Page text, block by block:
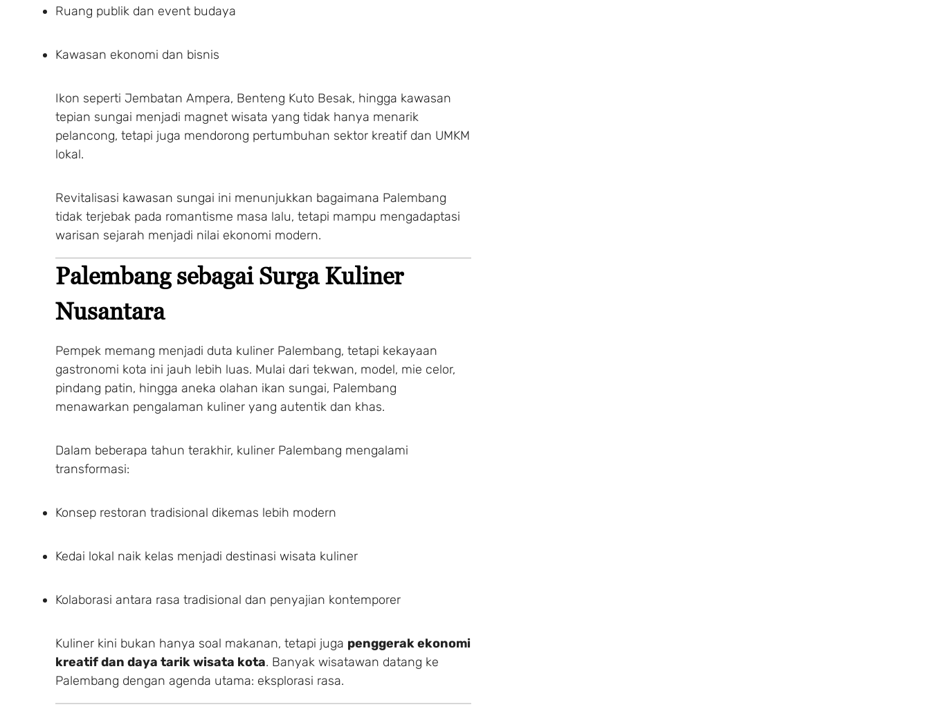
Ruang publik dan event budaya
Kawasan ekonomi dan bisnis
Ikon seperti Jembatan Ampera, Benteng Kuto Besak, hingga kawasan
tepian sungai menjadi magnet wisata yang tidak hanya menarik
pelancong, tetapi juga mendorong pertumbuhan sektor kreatif dan UMKM
lokal.
Revitalisasi kawasan sungai ini menunjukkan bagaimana Palembang
tidak terjebak pada romantisme masa lalu, tetapi mampu mengadaptasi
warisan sejarah menjadi nilai ekonomi modern.
Palembang sebagai Surga Kuliner
Nusantara
Pempek memang menjadi duta kuliner Palembang, tetapi kekayaan
gastronomi kota ini jauh lebih luas. Mulai dari tekwan, model, mie celor,
pindang patin, hingga aneka olahan ikan sungai, Palembang
menawarkan pengalaman kuliner yang autentik dan khas.
Dalam beberapa tahun terakhir, kuliner Palembang mengalami
transformasi:
Konsep restoran tradisional dikemas lebih modern
Kedai lokal naik kelas menjadi destinasi wisata kuliner
Kolaborasi antara rasa tradisional dan penyajian kontemporer
Kuliner kini bukan hanya soal makanan, tetapi juga penggerak ekonomi
kreatif dan daya tarik wisata kota. Banyak wisatawan datang ke
Palembang dengan agenda utama: eksplorasi rasa.